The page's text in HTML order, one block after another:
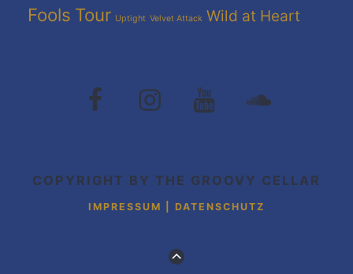
Fools Tour Uptight Velvet Attack Wild at Heart
The
Groovy
The
Groovy
The
Groovy
The
COPYRIGHT BY THE GROOVY CELLAR
IMPRESSUM | DATENSCHUTZ
ZUM